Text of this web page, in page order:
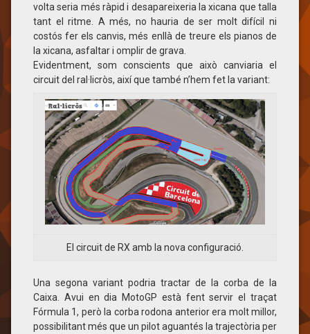
volta seria més ràpid i desapareixeria la xicana que talla
tant el ritme. A més, no hauria de ser molt difícil ni
costós fer els canvis, més enllà de treure els pianos de
la xicana, asfaltar i omplir de grava.
Evidentment, som conscients que això canviaria el
circuit del ral·licròs, així que també n’hem fet la variant:
El circuit de RX amb la nova configuració.
Una segona variant podria tractar de la corba de la
Caixa. Avui en dia MotoGP està fent servir el traçat
Fórmula 1, però la corba rodona anterior era molt millor,
possibilitant més que un pilot aguantés la trajectòria per